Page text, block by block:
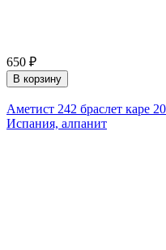
650 ₽
В корзину
Аметист 242 браслет каре
Испания, алпанит